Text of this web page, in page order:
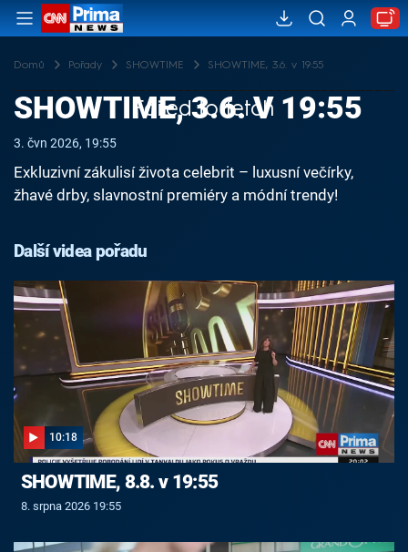
Domů Pořady SHOWTIME SHOWTIME, 3.6. v 19:55
Failed to fetch
SHOWTIME, 3.6. V 19:55
3. čvn 2026, 19:55
Exkluzivní zákulisí života celebrit – luxusní večírky,
žhavé drby, slavnostní premiéry a módní trendy!
Další videa pořadu
10:18
SHOWTIME, 8.8. v 19:55
8. srpna 2026 19:55